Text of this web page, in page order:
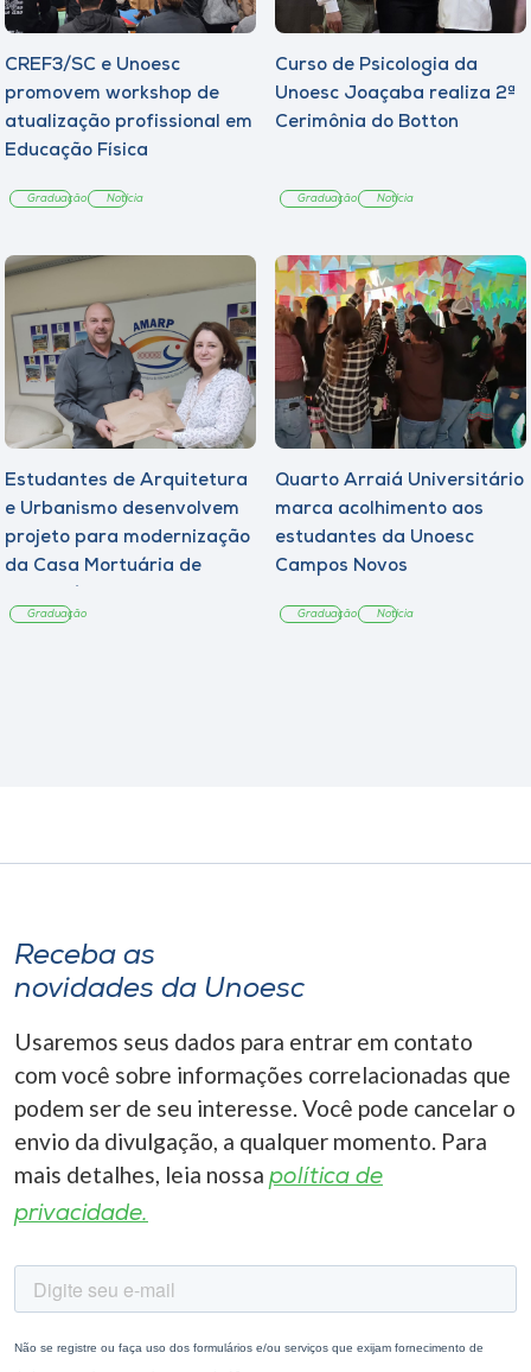
CREF3/SC e Unoesc
promovem workshop de
atualização profissional em
Educação Física
Graduação Notícia
Curso de Psicologia da
Unoesc Joaçaba realiza 2ª
Cerimônia do Botton
Graduação Notícia
Estudantes de Arquitetura
e Urbanismo desenvolvem
projeto para modernização
da Casa Mortuária de
Graduação
Quarto Arraiá Universitário
marca acolhimento aos
estudantes da Unoesc
Campos Novos
Graduação Notícia
Receba as
novidades da Unoesc
Usaremos seus dados para entrar em contato
com você sobre informações correlacionadas que
podem ser de seu interesse. Você pode cancelar o
envio da divulgação, a qualquer momento. Para
mais detalhes, leia nossa política de
privacidade.